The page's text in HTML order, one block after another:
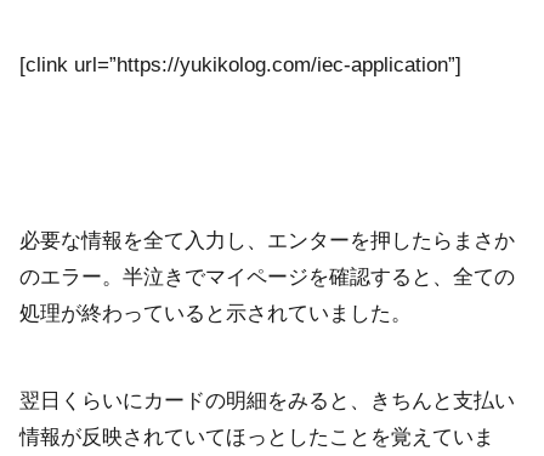
[clink url=”https://yukikolog.com/iec-application”]
必要な情報を全て入力し、エンターを押したらまさか
のエラー。半泣きでマイページを確認すると、全ての
処理が終わっていると示されていました。
翌日くらいにカードの明細をみると、きちんと支払い
情報が反映されていてほっとしたことを覚えていま